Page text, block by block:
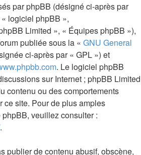
par phpBB (désigné ci-après par
logiciel phpBB »,
Limited », « Équipes phpBB »),
publiée sous la « GNU General
ci-après par « GPL ») et
. Le logiciel phpBB
sur Internet ; phpBB Limited
contenu ou des comportements
ce site. Pour de plus amples
veuillez consulter :
.
publier de contenu abusif, obscène,